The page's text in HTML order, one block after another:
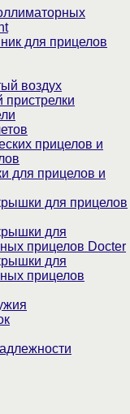
для прицелов
воздух
прицелов и
для прицелов и
для прицелов
для
прицелов Docter
для
прицелов